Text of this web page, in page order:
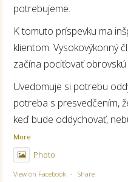
potrebujeme.
K tomuto príspevku ma
klientom. Vysokovýkonný
začína pociťovať obrovskú
Uvedomuje si potrebu
potreba s presvedčením,
keď bude oddychovať,
More
Photo
View on Facebook · Share